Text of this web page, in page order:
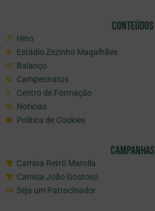
Conteúdos
Hino
Estádio Zezinho Magalhães
Balanço
Campeonatos
Centro de Formação
Notícias
Política de Cookies
Campanhas
Camisa Retrô Marolla
Camisa João Gostoso
Seja um Patrocinador